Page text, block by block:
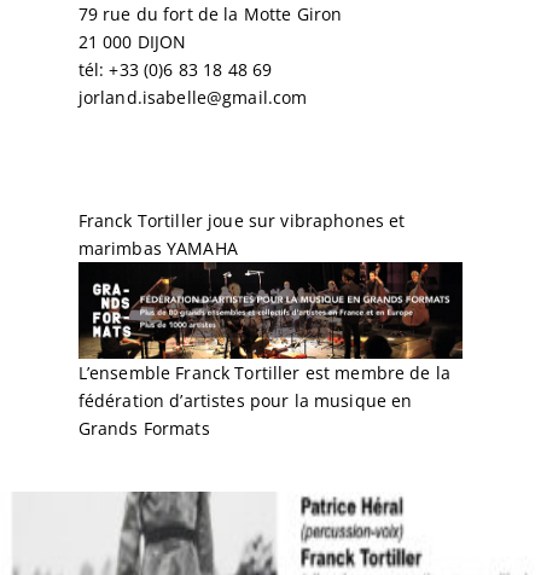
79 rue du fort de la Motte Giron
21 000 DIJON
tél: +33 (0)6 83 18 48 69
jorland.isabelle@gmail.com
Franck Tortiller joue sur vibraphones et
marimbasYAMAHA
L’ensemble Franck Tortiller est membre de la
fédération d’artistes pour la musique en
Grands Formats